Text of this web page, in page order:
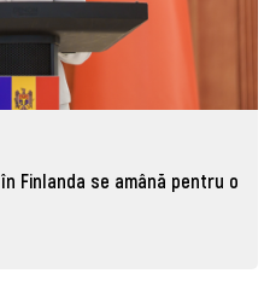
Finlanda se amână pentru o